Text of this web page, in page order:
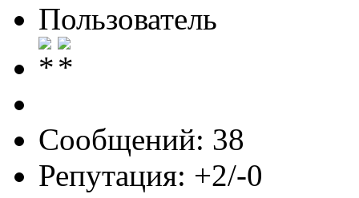
Пользователь
Сообщений: 38
Репутация: +2/-0